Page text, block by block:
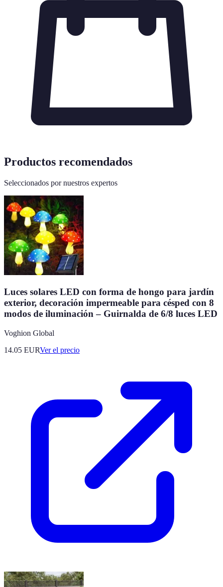
Productos recomendados
Seleccionados por nuestros expertos
Luces solares LED con forma de hongo para jardín
exterior, decoración impermeable para césped con 8
modos de iluminación – Guirnalda de 6/8 luces LED
Voghion Global
14.05 EURVer el precio